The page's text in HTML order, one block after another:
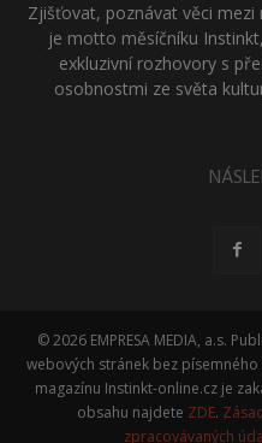
Zjišťovat, poznávat věci
je motto měsíčníku
exkluzivní rozhovory s
osobnostmi ze světa
© 2026 EMPRESA MEDIA, a.s.
webových stránek bez
magazínu Instinkt-online.cz je
obsahu najdete ZDE.
zpracovávaných